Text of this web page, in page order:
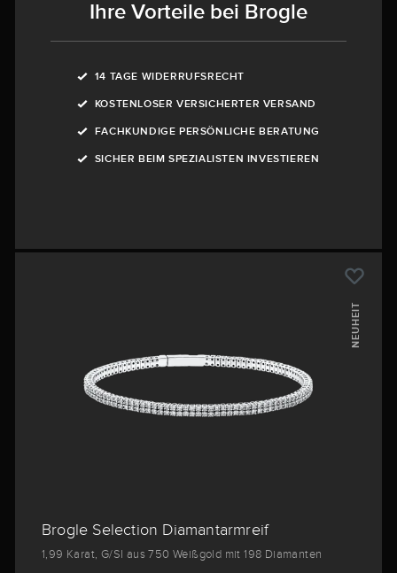
Ihre Vorteile bei Brogle
14 TAGE WIDERRUFSRECHT
KOSTENLOSER VERSICHERTER VERSAND
FACHKUNDIGE PERSÖNLICHE BERATUNG
SICHER BEIM SPEZIALISTEN INVESTIEREN
NEUHEIT
Brogle Selection Diamantarmreif
1,99 Karat, G/SI aus 750 Weißgold mit 198 Diamanten